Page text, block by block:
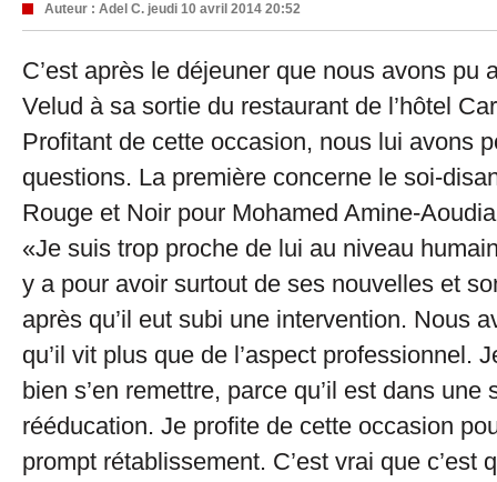
Auteur : Adel C. jeudi 10 avril 2014 20:52
C’est après le déjeuner que nous avons pu
Velud à sa sortie du restaurant de l’hôtel
Profitant de cette occasion, nous lui avons
questions. La première concerne le soi-
Rouge et Noir pour Mohamed Amine-
«Je suis trop proche de lui au niveau
y a pour avoir surtout de ses nouvelles et
après qu’il eut subi une intervention. Nous
qu’il vit plus que de l’aspect professionnel.
bien s’en remettre, parce qu’il est dans une
rééducation. Je profite de cette occasion
prompt rétablissement. C’est vrai que c’est